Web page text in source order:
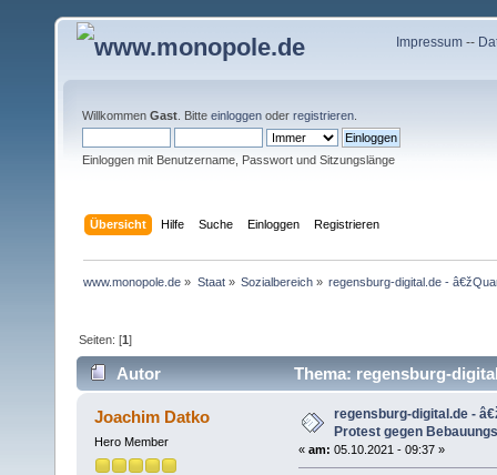
Impressum--
Willkommen Gast . Bitte einloggen oder registrieren
Einloggen mit Benutzername, Passwort und Sitzungslänge
Übersicht Hilfe Suche Einloggen Registrieren
www.monopole.de » Staat» Sozialbereich» regensburg-digital.de -
Seiten: [1]
Autor
Thema: regensburg-
reiÃŸt .. (Gelesen 18726 mal)
Joachim Datko
Hero Member
regensburg-digital.de -
Protest gegen
« am: 05.10.2021 - 09:37 »